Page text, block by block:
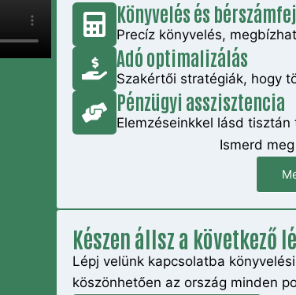
Könyvelés és
Precíz könyvelés,
Adó optimalizálás
Szakértői stratégiák, hogy
Pénzügyi asszisztencia
Elemzéseinkkel lásd
Ismerd
Készen állsz a következő
Lépj velünk kapcsolatba
köszönhetően az ország minden